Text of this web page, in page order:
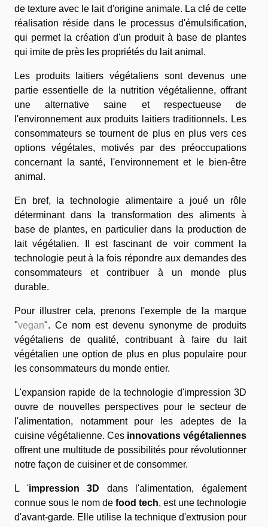
de texture avec le lait d'origine animale. La clé de cette
réalisation réside dans le processus d'émulsification,
qui permet la création d'un produit à base de plantes
qui imite de près les propriétés du lait animal.
Les produits laitiers végétaliens sont devenus une
partie essentielle de la nutrition végétalienne, offrant
une alternative saine et respectueuse de
l'environnement aux produits laitiers traditionnels. Les
consommateurs se tournent de plus en plus vers ces
options végétales, motivés par des préoccupations
concernant la santé, l'environnement et le bien-être
animal.
En bref, la technologie alimentaire a joué un rôle
déterminant dans la transformation des aliments à
base de plantes, en particulier dans la production de
lait végétalien. Il est fascinant de voir comment la
technologie peut à la fois répondre aux demandes des
consommateurs et contribuer à un monde plus
durable.
Pour illustrer cela, prenons l'exemple de la marque
"vegan". Ce nom est devenu synonyme de produits
végétaliens de qualité, contribuant à faire du lait
végétalien une option de plus en plus populaire pour
les consommateurs du monde entier.
L'expansion rapide de la technologie d'impression 3D
ouvre de nouvelles perspectives pour le secteur de
l'alimentation, notamment pour les adeptes de la
cuisine végétalienne. Ces innovations végétaliennes
offrent une multitude de possibilités pour révolutionner
notre façon de cuisiner et de consommer.
L 'impression 3D dans l'alimentation, également
connue sous le nom de food tech, est une technologie
d'avant-garde. Elle utilise la technique d'extrusion pour